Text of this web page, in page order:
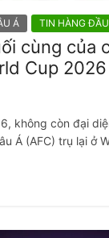
Á TIN HÀNG ĐẦU
cùng của
Cup 2026
không còn đại
Á (AFC) trụ lại ở